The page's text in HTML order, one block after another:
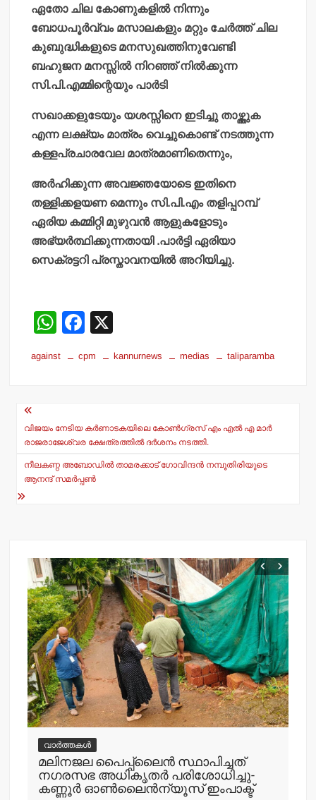
ഏതോ ചില കോണുകളില്‍ നിന്നും
ബോധപൂര്‍വ്വം മസാലകളും മറ്റും ചേര്‍ത്ത് ചില
കുബുദ്ധികളുടെ മനസുഖത്തിനുവേണ്ടി
ബഹുജന മനസ്സില്‍ നിറഞ്ഞ് നില്‍ക്കുന്ന
സി.പി.എമ്മിന്റെയും പാര്‍ടി
സഖാക്കളുടേയും യശസ്സിനെ ഇടിച്ചു താഴ്ത്തുക
എന്ന ലക്ഷ്യം മാത്രം വെച്ചുകൊണ്ട് നടത്തുന്ന
കള്ളപ്രചാരവേല മാത്രമാണിതെന്നും,
അര്‍ഹിക്കുന്ന അവജ്ഞയോടെ ഇതിനെ
തള്ളിക്കളയണ മെന്നും സി.പി.എം തളിപ്പറമ്പ്
ഏരിയ കമ്മിറ്റി മുഴുവന്‍ ആളുകളോടും
അഭ്യര്‍ത്ഥിക്കുന്നതായി .പാര്‍ട്ടി ഏരിയാ
സെക്രട്ടറി പ്രസ്താവനയില്‍ അറിയിച്ചു.
W
at
p
p
F
c
o
o
k
against cpm kannurnews medias taliparamba
Post
navigation
വിജയം നേടിയ കർണാടകയിലെ കോൺഗ്രസ് എം എൽ എ മാർ
രാജരാജേശ്വര ക്ഷേത്രത്തിൽ ദർശനം നടത്തി.
നീലകണ്ഠ അബോഡില്‍ താമരക്കാട് ഗോവിന്ദന്‍ നമ്പൂതിരിയുടെ
ആനന്ദ് സമര്‍പ്പണ്‍
വാർത്തകൾ
മലിനജല പൈപ്പ്‌ലൈന്‍ സ്ഥാപിച്ചത്
നഗരസഭ അധികൃതര്‍ പരിശോധിച്ചു-
കണ്ണൂര്‍ ഓണ്‍ലൈന്‍ന്യൂസ് ഇംപാക്ട്‌